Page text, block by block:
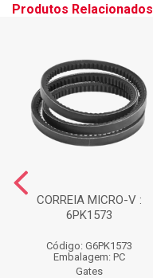
Produtos Relacionados
CORREIA MICRO-V :
6PK1573
Código: G6PK1573
Embalagem: PC
Gates